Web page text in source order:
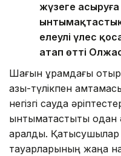
жүзеге
елеулі үлес
атап өтті
Шағын құрамдағы
азық-түлікпен
негізгі сауда
ынтымақтастықты
қаралды.
тауарларының жаңа